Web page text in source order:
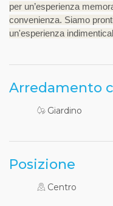
per un’esperienza
convenienza. Siamo
un'esperienza
Arredamento
Giardino
Posizione
Centro